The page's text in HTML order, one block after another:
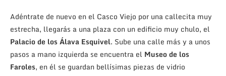
Adéntrate de nuevo en el Casco Viejo por una callecita muy
estrecha, llegarás a una plaza con un edificio muy chulo, el
Palacio de los Álava Esquivel. Sube una calle más y a unos
pasos a mano izquierda se encuentra el Museo de los
Faroles, en él se guardan bellísimas piezas de vidrio